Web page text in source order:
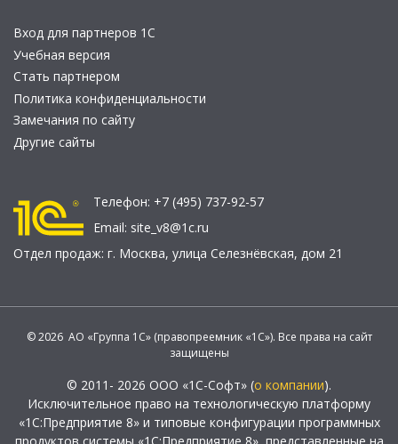
Вход для партнеров 1С
Учебная версия
Стать партнером
Политика конфиденциальности
Замечания по сайту
Другие сайты
Телефон: +7 (495) 737-92-57
Email: site_v8@1c.ru
Отдел продаж: г. Москва, улица Селезнёвская, дом 21
© 2026 АО «Группа 1С» (правопреемник «1С»). Все права на сайт
защищены
© 2011- 2026 ООО «1С-Софт» (о компании).
Исключительное право на технологическую платформу
«1С:Предприятие 8» и типовые конфигурации программных